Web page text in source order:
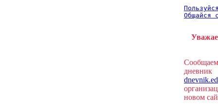
Общайся
новом